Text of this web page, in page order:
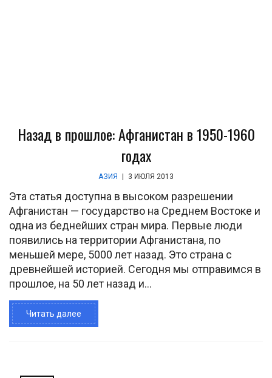
Назад в прошлое: Афганистан в 1950-1960
годах
АЗИЯ | 3 ИЮЛЯ 2013
Эта статья доступна в высоком разрешении
Афганистан — государство на Среднем Востоке и
одна из беднейших стран мира. Первые люди
появились на территории Афганистана, по
меньшей мере, 5000 лет назад. Это страна с
древнейшей историей. Сегодня мы отправимся в
прошлое, на 50 лет назад и...
Читать далее